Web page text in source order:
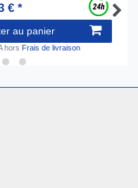
€ *
au panier
hors Frais de livraison